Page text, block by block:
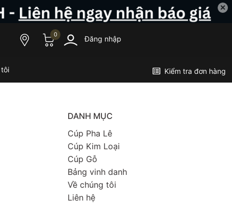
✕
0 Đăng nhập
Kiểm tra đơn hàng
DANH MỤC
Cúp Pha Lê
Cúp Kim Loại
Cúp Gỗ
Bảng vinh danh
Về chúng tôi
Liên hệ